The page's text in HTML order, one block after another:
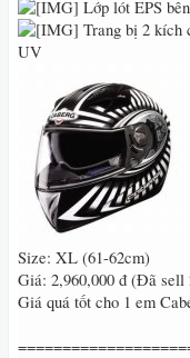
Lớp lót EPS
Trang bị 2 kích
UV
Size: XL (61-62cm)
Giá: 2,960,000 đ (Đã sell
Giá quá tốt cho 1 em